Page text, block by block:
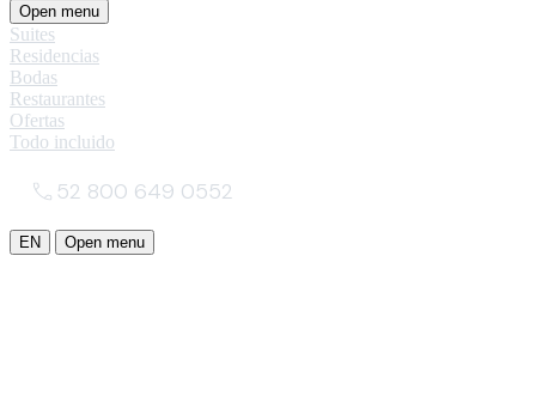
Open menu
Suites
Residencias
Bodas
Restaurantes
Ofertas
Todo incluido
52 800 649 0552
EN Open menu